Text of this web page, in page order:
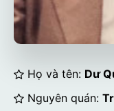
Họ và tên: Dư
Nguyên quán: